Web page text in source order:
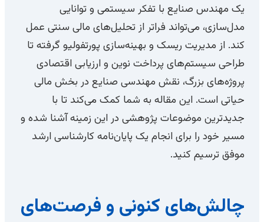
یک مهندس صنایع با تفکر سیستمی و توانایی
مدل‌سازی، می‌تواند فراتر از تحلیل‌های مالی سنتی عمل
کند. از مدیریت ریسک و بهینه‌سازی پورتفولیو گرفته تا
طراحی سیستم‌های پرداخت نوین و ارزیابی اقتصادی
پروژه‌های بزرگ، نقش مهندسی صنایع در بخش مالی
حیاتی است. این مقاله به شما کمک می‌کند تا با
جدیدترین موضوعات پژوهشی در این زمینه آشنا شده و
مسیر خود را برای انجام یک پایان‌نامه کارشناسی ارشد
موفق ترسیم کنید.
چالش‌های کنونی و فرصت‌های